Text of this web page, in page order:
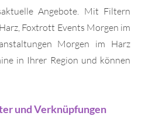
Angebote. Mit Filtern
Foxtrott Events Morgen im
Morgen im Harz
in Ihrer Region und können
und Verknüpfungen